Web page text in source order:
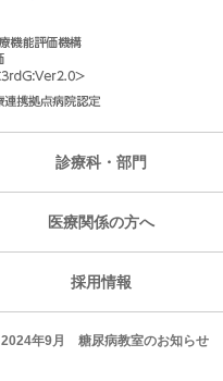
診療科・部門
医療関係の方へ
採用情報
2024年9月 糖尿病教室のお知らせ